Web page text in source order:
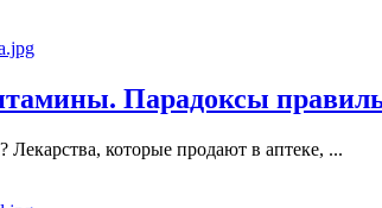
Парадоксы
Лекарства, которые продают в аптеке, ...